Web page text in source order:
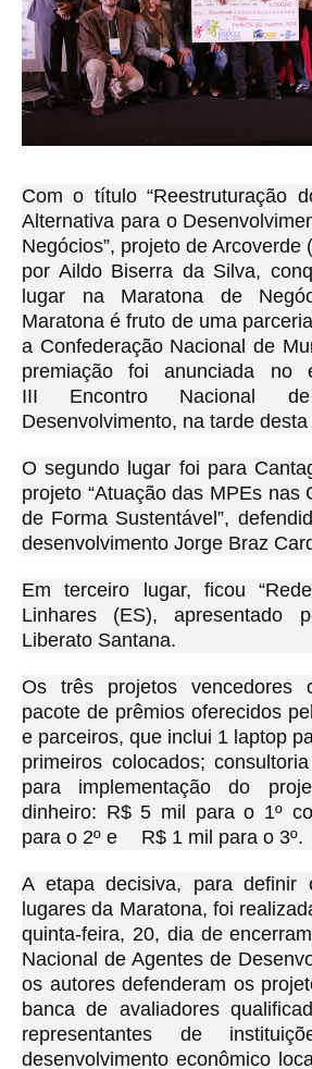
Com o título “Reestruturação
Alternativa para o
Negócios”, projeto de Arcoverde
por Aildo Biserra da Silva,
lugar na Maratona de
Maratona é fruto de uma
a Confederação Nacional de
premiação foi anunciada no
III Encontro Nacional
Desenvolvimento, na tarde
O segundo lugar foi para
projeto “Atuação das MPEs nas
de Forma Sustentável”,
desenvolvimento Jorge Braz
Em terceiro lugar, ficou
Linhares (ES), apresentado
Liberato Santana.
Os três projetos vencedores
pacote de prêmios oferecidos
e parceiros, que inclui 1 laptop
primeiros colocados;
para implementação do
dinheiro: R$ 5 mil para o 1º
para o 2º e R$ 1 mil para o 3º.
A etapa decisiva, para definir
lugares da Maratona, foi
quinta-feira, 20, dia de
Nacional de Agentes de
os autores defenderam os
banca de avaliadores
representantes de
desenvolvimento econômico